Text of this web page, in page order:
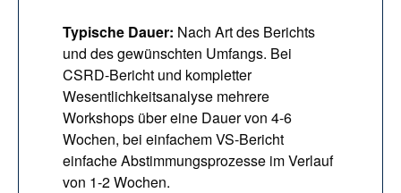
Typische Dauer: Nach Art des Berichts
und des gewünschten Umfangs. Bei
CSRD-Bericht und kompletter
Wesentlichkeitsanalyse mehrere
Workshops über eine Dauer von 4-6
Wochen, bei einfachem VS-Bericht
einfache Abstimmungsprozesse im Verlauf
von 1-2 Wochen.